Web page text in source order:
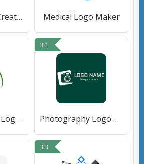
Logo Maker & Creator - Logokit Medical Logo Maker
Food And Drink Logo Maker
3.1
Photography Logo Maker
3.3